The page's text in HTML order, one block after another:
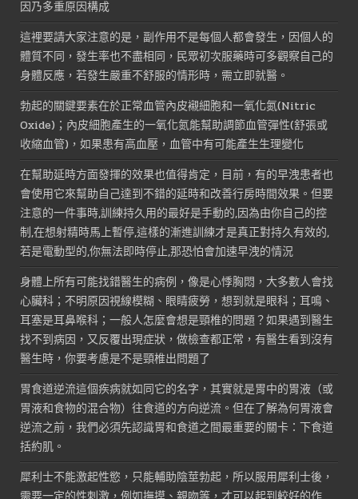
因乃多重原因構成
這裡要請大家注意的是，副作用不是每個人都會發生，因個人的
體質不同，發生率也不盡相同，民眾初次服藥時可多觀察自己的
身體反應，若發生嚴重不舒服的情形時，需立即就醫。
勃起的關鍵要素在於正常血管內皮襯細胞和一氧化氮(Nitric
Oxide)；內皮細胞產生的一氧化氮能幫助調節血管彈性(舒張或
收縮血管)，如果患有高血壓，血管中有可能產生生理變化
在幫助延時方面發揮的效果也值得肯定，目前，有的早洩患者也
會使用它來幫助自己達到不錯的延時和改善行房時間效果。但要
注意的一件事時,訓練持久用的最好是手動的,因為由你自己的控
制,在想射精時馬上暫停,這樣的漸進訓練才是真正對持久有效的,
若是電動型的,你無法即時停止,那恐怕會加速早洩的情況
身體上所有可能找錯醫生的病例，像是心悸胸悶，大多數人會找
心臟科；不明原因視線模糊、眼睛疲勞，想到就是眼科；耳鳴、
耳塞是耳鼻喉科；一般人怎麼會想是頸椎的問題？如果遇到醫生
找不到病因，又反覆出現症狀，做檢查都正常，有醫生看到沒有
醫生時，你要考慮是不是頸椎出問題了
胃食道逆流這個疾病就如同它的名字，其實就是胃中的胃液（或
胃液和食物的混合物）往食道的方向逆流。但在了解為何胃液會
逆流之前，我們必須先認識胃和食道之間最重要的關卡：下食道
括約肌。
犀利士不能激起性慾，只能輔助陰莖勃起，所以服用犀利士後，